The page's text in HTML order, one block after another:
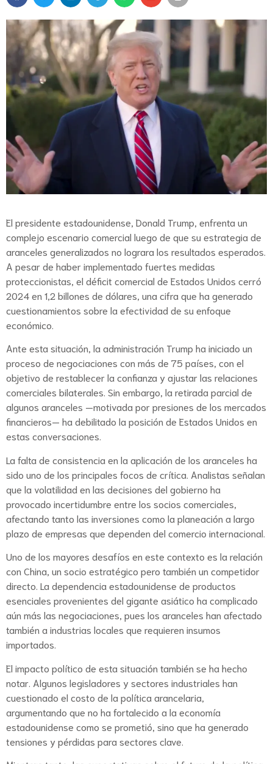
El presidente estadounidense, Donald Trump, enfrenta un
complejo escenario comercial luego de que su estrategia de
aranceles generalizados no lograra los resultados esperados.
A pesar de haber implementado fuertes medidas
proteccionistas, el déficit comercial de Estados Unidos cerró
2024 en 1,2 billones de dólares, una cifra que ha generado
cuestionamientos sobre la efectividad de su enfoque
económico.
Ante esta situación, la administración Trump ha iniciado un
proceso de negociaciones con más de 75 países, con el
objetivo de restablecer la confianza y ajustar las relaciones
comerciales bilaterales. Sin embargo, la retirada parcial de
algunos aranceles —motivada por presiones de los mercados
financieros— ha debilitado la posición de Estados Unidos en
estas conversaciones.
La falta de consistencia en la aplicación de los aranceles ha
sido uno de los principales focos de crítica. Analistas señalan
que la volatilidad en las decisiones del gobierno ha
provocado incertidumbre entre los socios comerciales,
afectando tanto las inversiones como la planeación a largo
plazo de empresas que dependen del comercio internacional.
Uno de los mayores desafíos en este contexto es la relación
con China, un socio estratégico pero también un competidor
directo. La dependencia estadounidense de productos
esenciales provenientes del gigante asiático ha complicado
aún más las negociaciones, pues los aranceles han afectado
también a industrias locales que requieren insumos
importados.
El impacto político de esta situación también se ha hecho
notar. Algunos legisladores y sectores industriales han
cuestionado el costo de la política arancelaria,
argumentando que no ha fortalecido a la economía
estadounidense como se prometió, sino que ha generado
tensiones y pérdidas para sectores clave.